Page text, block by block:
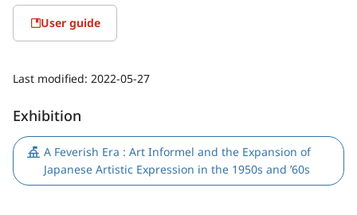
User guide
Last modified: 2022-05-27
Exhibition
A Feverish Era : Art Informel and the Expansion of
Japanese Artistic Expression in the 1950s and ’60s